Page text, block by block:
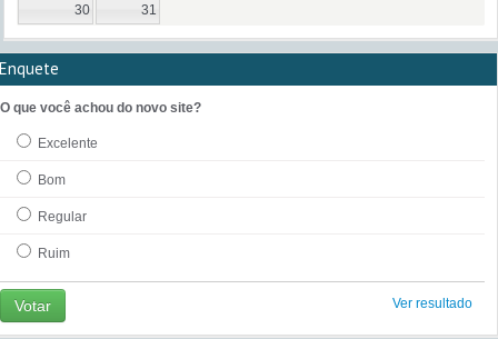
30 31
Enquete
O que você achou do novo site?
Excelente
Bom
Regular
Ruim
Votar Ver resultado